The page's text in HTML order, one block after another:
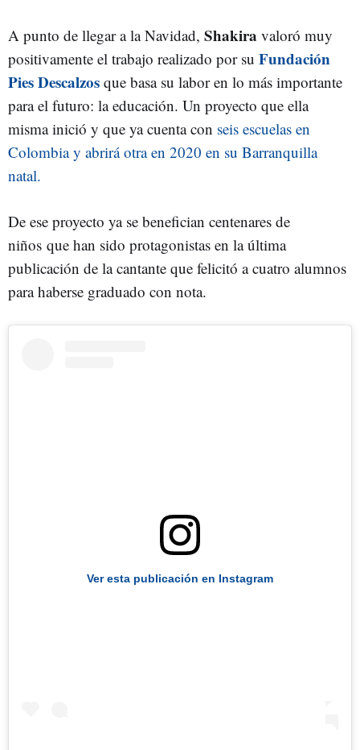
A punto de llegar a la Navidad, Shakira valoró muy
positivamente el trabajo realizado por su Fundación
Pies Descalzos que basa su labor en lo más importante
para el futuro: la educación. Un proyecto que ella
misma inició y que ya cuenta con seis escuelas en
Colombia y abrirá otra en 2020 en su Barranquilla
natal.
De ese proyecto ya se benefician centenares de
niños que han sido protagonistas en la última
publicación de la cantante que felicitó a cuatro alumnos
para haberse graduado con nota.
Ver esta publicación en Instagram